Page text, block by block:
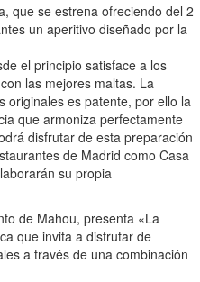
que se estrena ofreciendo del 2
un aperitivo diseñado por la
el principio satisface a los
las mejores maltas. La
originales es patente, por ello la
que armoniza perfectamente
disfrutar de esta preparación
de Madrid como Casa
su propia
de Mahou, presenta «La
que invita a disfrutar de
a través de una combinación